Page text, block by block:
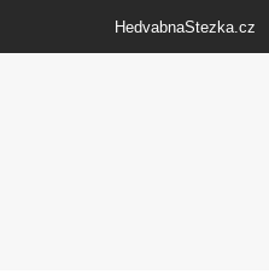
HedvabnaStezka.cz